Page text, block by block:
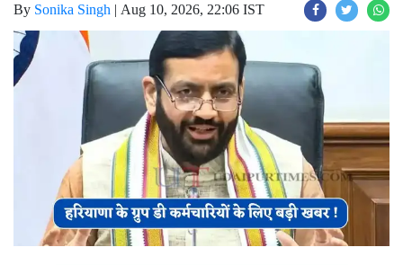
By Sonika Singh | Aug 10, 2026, 22:06 IST